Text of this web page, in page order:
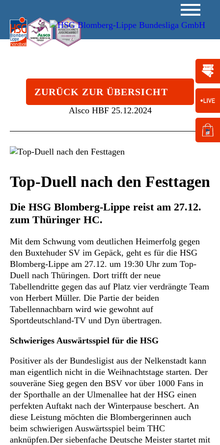
ZURÜCK ZUR ÜBERSICHT
Alsco HBF 25.12.2024
Top-Duell nach den Festtagen
Die HSG Blomberg-Lippe reist am 27.12.
zum Thüringer HC.
Mit dem Schwung vom deutlichen Heimerfolg gegen
den Buxtehuder SV im Gepäck, geht es für die HSG
Blomberg-Lippe am 27.12. um 19:30 Uhr zum Top-
Duell nach Thüringen. Dort trifft der neue
Tabellendritte gegen das auf Platz vier verdrängte Team
von Herbert Müller. Die Partie der beiden
Tabellennachbarn wird wie gewohnt auf
Sportdeutschland-TV und Dyn übertragen.
Schwieriges Auswärtsspiel für die HSG
Positiver als der Bundesligist aus der Nelkenstadt kann
man eigentlich nicht in die Weihnachtstage starten. Der
souveräne Sieg gegen den BSV vor über 1000 Fans in
der Sporthalle an der Ulmenallee hat der HSG einen
perfekten Auftakt nach der Winterpause beschert. An
diese Leistung möchten die Blombergerinnen auch
beim schwierigen Auswärtsspiel beim THC
anknüpfen.Der siebenfache Deutsche Meister startet mit